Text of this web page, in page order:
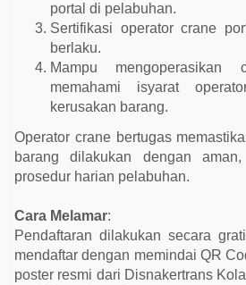
portal di pelabuhan.
Sertifikasi operator crane
berlaku.
Mampu mengoperasikan
memahami isyarat
kerusakan barang.
Operator crane bertugas
barang dilakukan dengan
prosedur harian pelabuhan.
Cara Melamar:
Pendaftaran dilakukan secara
mendaftar dengan memindai QR
poster resmi dari Disnakertrans